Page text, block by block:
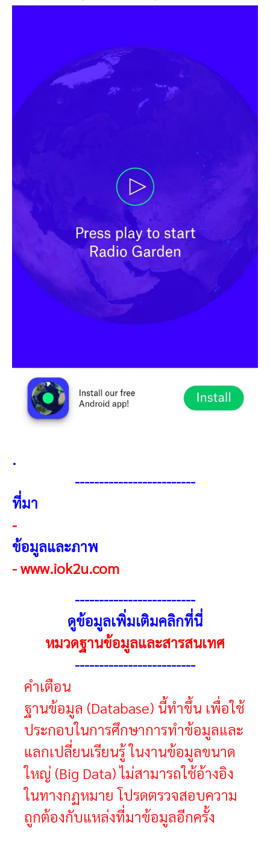
.
-------------------------
ที่มา
-
ข้อมูลและภาพ
-www.iok2u.com
-------------------------
ดูข้อมูลเพิ่มเติมคลิกที่นี่
หมวดฐานข้อมูลและสารสนเทศ
-------------------------
คำเตือน
ฐานข้อมูล (Database) นี้ทำขึ้น เพื่อใช้
ประกอบในการศึกษาการทำข้อมูลและ
แลกเปลี่ยนเรียนรู้ ในงานข้อมูลขนาด
ใหญ่ (Big Data) ไม่สามารถใช้อ้างอิง
ในทางกฏหมาย โปรดตรวจสอบความ
ถูกต้องกับแหล่งที่มาข้อมูลอีกครั้ง